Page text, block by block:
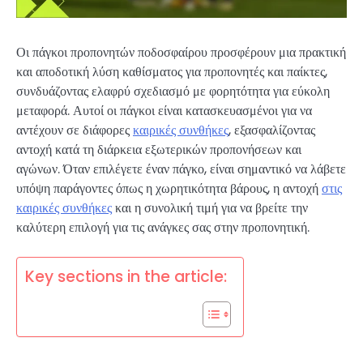
Οι πάγκοι προπονητών ποδοσφαίρου προσφέρουν μια πρακτική
και αποδοτική λύση καθίσματος για προπονητές και παίκτες,
συνδυάζοντας ελαφρύ σχεδιασμό με φορητότητα για εύκολη
μεταφορά. Αυτοί οι πάγκοι είναι κατασκευασμένοι για να
αντέχουν σε διάφορεςκαιρικές συνθήκες, εξασφαλίζοντας
αντοχή κατά τη διάρκεια εξωτερικών προπονήσεων και
αγώνων. Όταν επιλέγετε έναν πάγκο, είναι σημαντικό να λάβετε
υπόψη παράγοντες όπως η χωρητικότητα βάρους, η αντοχήστις
καιρικές συνθήκεςκαι η συνολική τιμή για να βρείτε την
καλύτερη επιλογή για τις ανάγκες σας στην προπονητική.
Key sections in the article: